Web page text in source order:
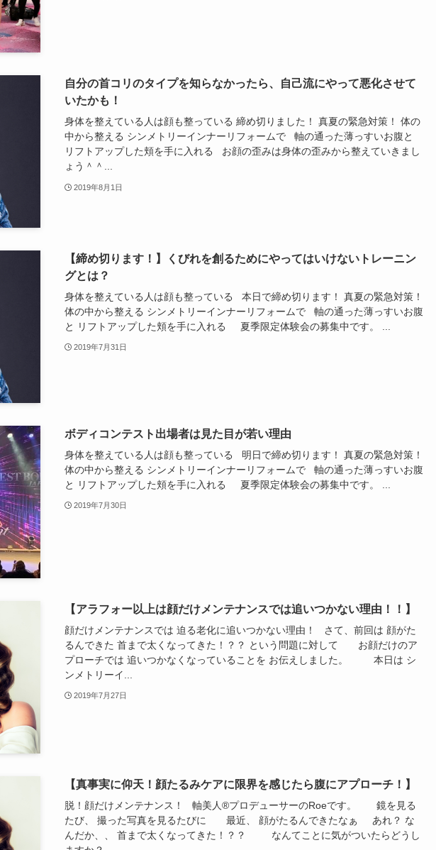
自分の首コリのタイプを知らなかったら、自己流にやって悪化させて
いたかも！
身体を整えている人は顔も整っている 締め切りました！ 真夏の緊急対策！ 体の
中から整える シンメトリーインナーリフォームで 軸の通った薄っすいお腹と
リフトアップした頬を手に入れる お顔の歪みは身体の歪みから整えていきまし
ょう＾＾...
2019年8月1日
【締め切ります！】くびれを創るためにやってはいけないトレーニン
グとは？
身体を整えている人は顔も整っている 本日で締め切ります！ 真夏の緊急対策！
体の中から整える シンメトリーインナーリフォームで 軸の通った薄っすいお腹
と リフトアップした頬を手に入れる 夏季限定体験会の募集中です。 ...
2019年7月31日
ボディコンテスト出場者は見た目が若い理由
身体を整えている人は顔も整っている 明日で締め切ります！ 真夏の緊急対策！
体の中から整える シンメトリーインナーリフォームで 軸の通った薄っすいお腹
と リフトアップした頬を手に入れる 夏季限定体験会の募集中です。 ...
2019年7月30日
【アラフォー以上は顔だけメンテナンスでは追いつかない理由！！】
顔だけメンテナンスでは 迫る老化に追いつかない理由！ さて、前回は 顔がた
るんできた 首まで太くなってきた！？？ という問題に対して お顔だけのア
プローチでは 追いつかなくなっていることを お伝えしました。 本日は シ
ンメトリーイ...
2019年7月27日
【真事実に仰天！顔たるみケアに限界を感じたら腹にアプローチ！】
脱！顔だけメンテナンス！ 軸美人®︎プロデューサーのRoeです。 鏡を見る
たび、 撮った写真を見るたびに 最近、 顔がたるんできたなぁ あれ？ な
んだか、、 首まで太くなってきた！？？ なんてことに気がついたらどうし